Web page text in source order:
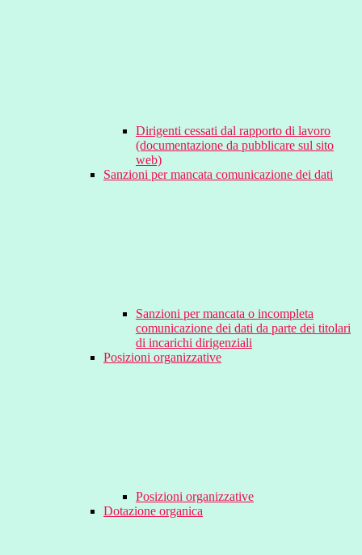
Dirigenti cessati dal rapporto di lavoro
(documentazione da pubblicare sul sito
web)
Sanzioni per mancata comunicazione dei dati
Sanzioni per mancata o incompleta
comunicazione dei dati da parte dei titolari
di incarichi dirigenziali
Posizioni organizzative
Posizioni organizzative
Dotazione organica